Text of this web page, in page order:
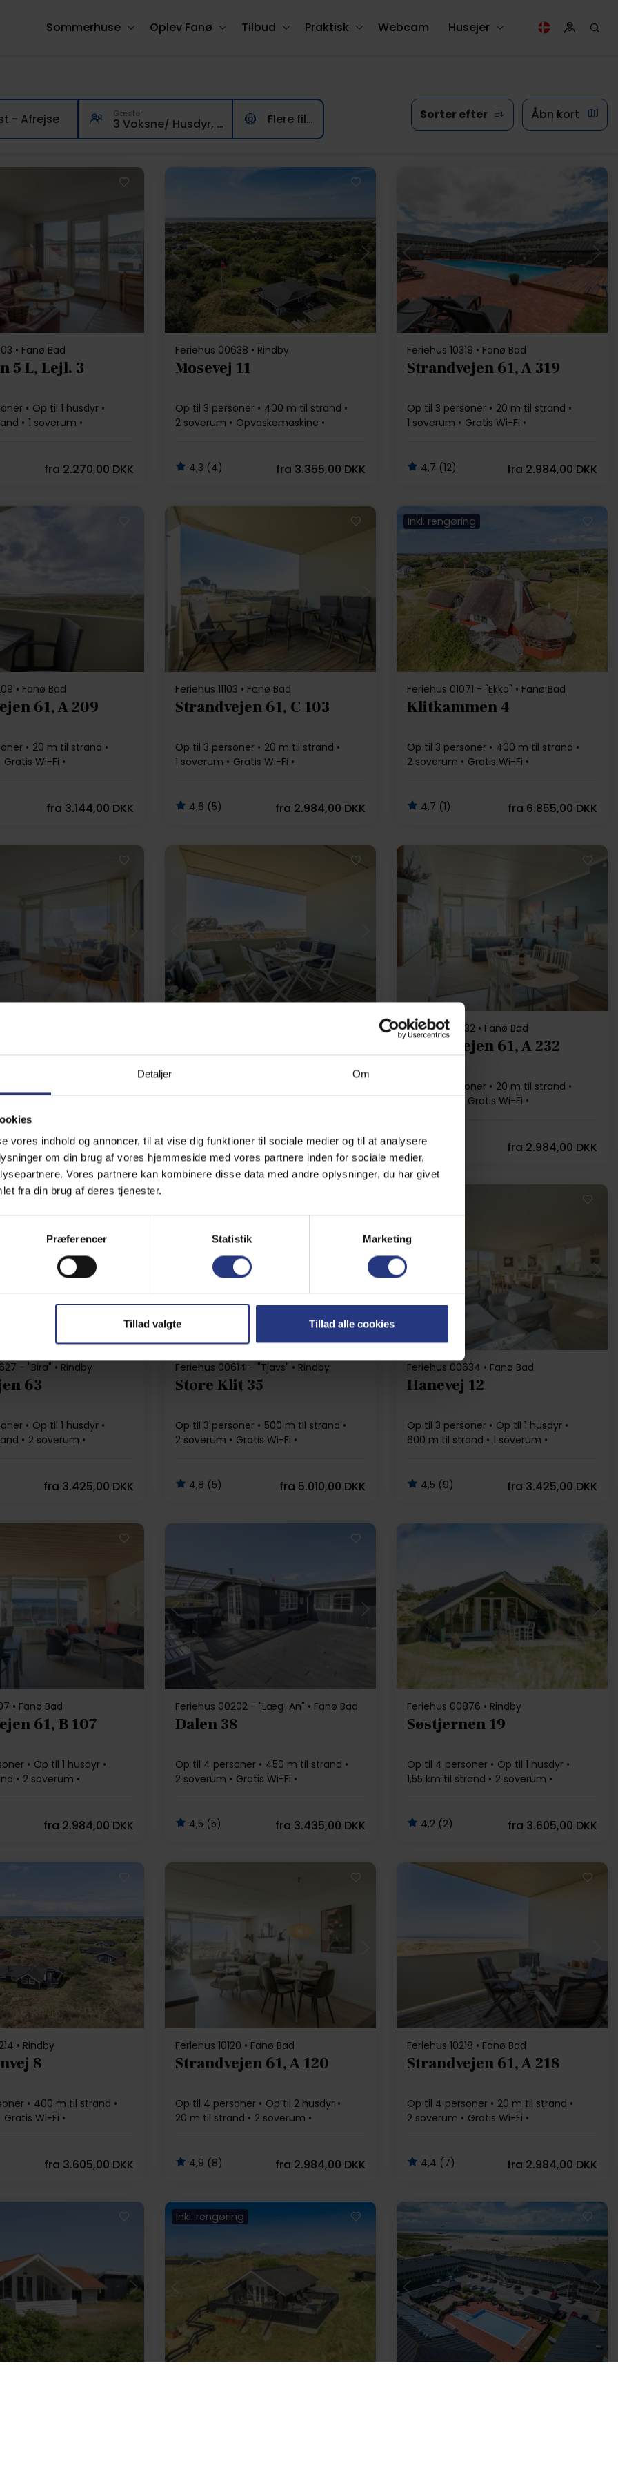
Detaljer Om
vores indhold og annoncer, til at vise dig funktioner til sociale medier og til at analysere
om din brug af vores hjemmeside med vores partnere inden for sociale medier,
Vores partnere kan kombinere disse data med andre oplysninger, du har givet
fra din brug af deres tjenester.
Præferencer Statistik Marketing
Tillad valgte Tillad alle cookies
Sommerhuse Oplev Fanø Tilbud Praktisk Webcam Husejer
- Afrejse Gæster
3 Voksne/ Husdyr, 0 børn , 0 husdyr Flere filtre (0) Sorter efter Åbn kort
Indlæser...
• Fanø Bad
5 L, Lejl. 3
Op til 1 husdyr
1 soverum
fra 2.270,00 DKK
Indlæser...
Feriehus 00638 • Rindby
Mosevej 11
Op til 3 personer
400 m til strand
2 soverum
Opvaskemaskine
4,3 (4) fra 3.355,00 DKK
Indlæser...
Feriehus 10319 • Fanø Bad
Strandvejen 61, A 319
Op til 3 personer
20 m til strand
1 soverum
Gratis Wi-Fi
4,7 (12) fra 2.984,00 DKK
Indlæser...
• Fanø Bad
61, A 209
20 m til strand
Gratis Wi-Fi
fra 3.144,00 DKK
Indlæser...
Feriehus 11103 • Fanø Bad
Strandvejen 61, C 103
Op til 3 personer
20 m til strand
1 soverum
Gratis Wi-Fi
4,6 (5) fra 2.984,00 DKK
Inkl. rengøring
Indlæser...
Feriehus 01071 - "Ekko" • Fanø Bad
Klitkammen 4
Op til 3 personer
400 m til strand
2 soverum
Gratis Wi-Fi
4,7 (1) fra 6.855,00 DKK
Indlæser...
fra2.984,00 DKK
Indlæser...
4,7 (9) fra3.144,00 DKK
Indlæser...
Feriehus 10232 • Fanø Bad
Strandvejen 61, A 232
Op til 3 personer
20 m til strand
Gratis Wi-Fi
4,7 (15) fra 2.984,00 DKK
Indlæser...
- "Bira" • Rindby
63
Op til 1 husdyr
2 soverum
fra 3.425,00 DKK
Indlæser...
Feriehus 00614 - "Tjavs" • Rindby
Store Klit 35
Op til 3 personer
500 m til strand
2 soverum
Gratis Wi-Fi
4,8 (5) fra 5.010,00 DKK
Indlæser...
Feriehus 00634 • Fanø Bad
Hanevej 12
Op til 3 personer
Op til 1 husdyr
600 m til strand
1 soverum
4,5 (9) fra 3.425,00 DKK
Indlæser...
• Fanø Bad
61, B 107
Op til 1 husdyr
2 soverum
fra 2.984,00 DKK
Indlæser...
Feriehus 00202 - "Læg-An" • Fanø Bad
Dalen 38
Op til 4 personer
450 m til strand
2 soverum
Gratis Wi-Fi
4,5 (5) fra 3.435,00 DKK
Indlæser...
Feriehus 00876 • Rindby
Søstjernen 19
Op til 4 personer
Op til 1 husdyr
1,55 km til strand
2 soverum
4,2 (2) fra 3.605,00 DKK
• Rindby
8
400 m til strand
Gratis Wi-Fi
fra 3.605,00 DKK
Indlæser...
Feriehus 10120 • Fanø Bad
Strandvejen 61, A 120
Op til 4 personer
Op til 2 husdyr
20 m til strand
2 soverum
4,9 (8) fra 2.984,00 DKK
Feriehus 10218 • Fanø Bad
Strandvejen 61, A 218
Op til 4 personer
20 m til strand
2 soverum
Gratis Wi-Fi
4,4 (7) fra 2.984,00 DKK
Inkl. rengøring
Indlæser... Indlæser...